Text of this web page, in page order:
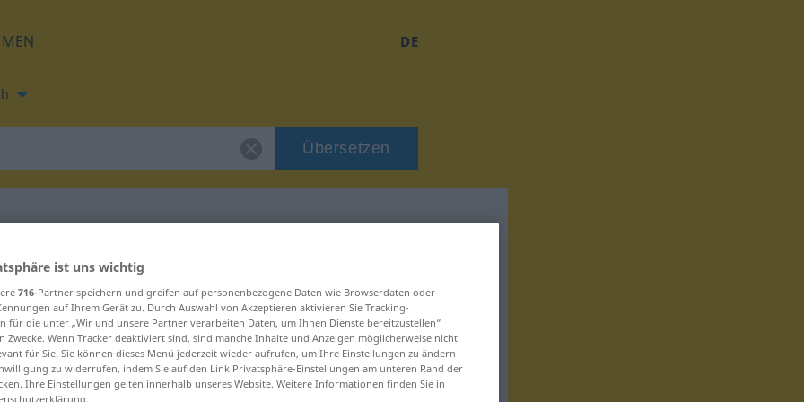
DE
Übersetzen
für "cajk"
ist uns wichtig
716-Partner speichern und greifen auf personenbezogene Daten wie Browserdaten oder
auf Ihrem Gerät zu. Durch Auswahl von Akzeptieren aktivieren Sie Tracking-
für die unter „Wir und unsere Partner verarbeiten Daten, um Ihnen Dienste bereitzustellen“
Zwecke. Wenn Tracker deaktiviert sind, sind manche Inhalte und Anzeigen möglicherweise nicht
für Sie. Sie können dieses Menü jederzeit wieder aufrufen, um Ihre Einstellungen zu ändern
zu widerrufen, indem Sie auf den Link Privatsphäre-Einstellungen am unteren Rand der
Ihre Einstellungen gelten innerhalb unseres Website. Weitere Informationen finden Sie in